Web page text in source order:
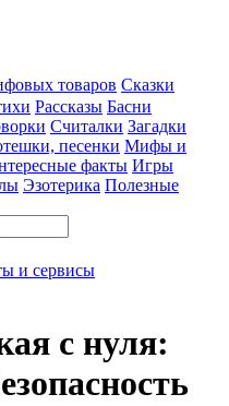
товаров Сказки
Рассказы Басни
Считалки Загадки
песенки Мифы и
факты Игры
Эзотерика Полезные
и сервисы
с нуля: